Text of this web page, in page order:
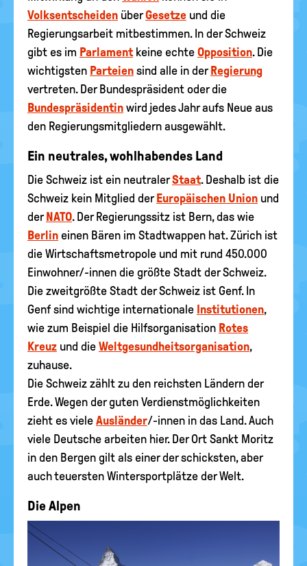
Volksentscheiden überGesetze und die
Regierungsarbeit mitbestimmen. In der Schweiz
gibt es im Parlamentkeine echte Opposition. Die
wichtigsten Parteien sind alle in der Regierung
vertreten. Der Bundespräsident oder die
Bundespräsidentin wird jedes Jahr aufs Neue aus
den Regierungsmitgliedern ausgewählt.
Ein neutrales, wohlhabendes Land
Die Schweiz ist ein neutralerStaat. Deshalb ist die
Schweiz kein Mitglied der Europäischen Union und
der NATO. Der Regierungssitz ist Bern, das wie
Berlin einen Bären im Stadtwappen hat. Zürich ist
die Wirtschaftsmetropole und mit rund 450.000
Einwohner/-innen die größte Stadt der Schweiz.
Die zweitgrößte Stadt der Schweiz ist Genf. In
Genf sind wichtige internationale Institutionen,
wie zum Beispiel die Hilfsorganisation Rotes
Kreuz und die Weltgesundheitsorganisation,
zuhause.
Die Schweiz zählt zu den reichsten Ländern der
Erde. Wegen der guten Verdienstmöglichkeiten
zieht es viele Ausländer/-innen in das Land. Auch
viele Deutsche arbeiten hier. Der Ort Sankt Moritz
in den Bergen gilt als einer der schicksten, aber
auch teuersten Wintersportplätze der Welt.
Die Alpen